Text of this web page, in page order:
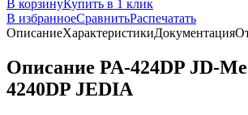
В корзинуКупить в 1 клик
В избранноеСравнитьРаспечатать
ОписаниеХарактеристикиДокументация
Описание PA-424DP JD-
4240DP JEDIA